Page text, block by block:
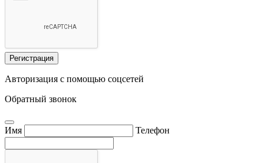
Регистрация
Авторизация с помощью соцсетей
Обратный звонок
Имя Телефон